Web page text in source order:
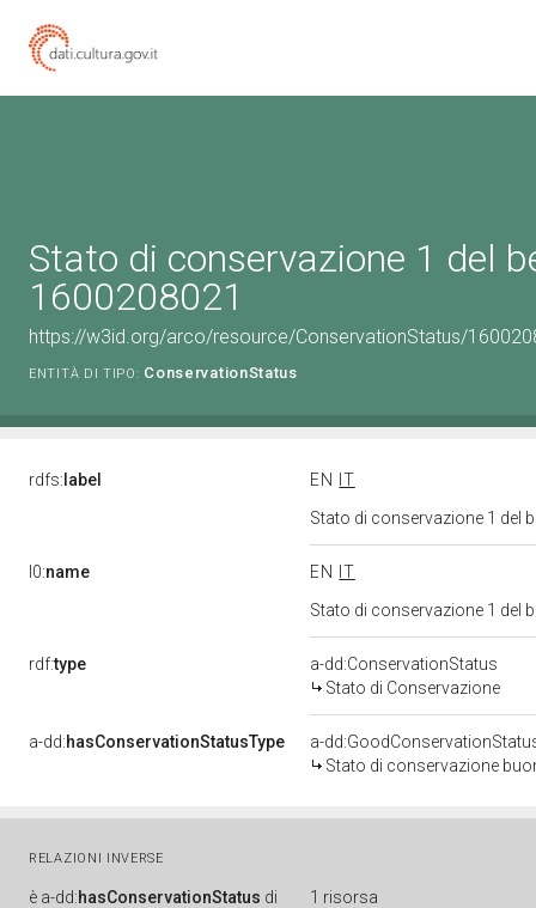
Stato di conservazione 1 del
1600208021
https://w3id.org/arco/resource/ConservationStatus/
ENTITÀ DI TIPO: ConservationStatus
rdfs: label EN
IT
Stato di conservazione 1 del
l0:name EN
IT
Stato di conservazione 1 del
rdf:type
a-dd:ConservationStatus
Stato di Conservazione
a-dd:hasConservationStatusType
a-
Stato di conservazione
RELAZIONI INVERSE
è a-dd:hasConservationStatus di 1 risorsa